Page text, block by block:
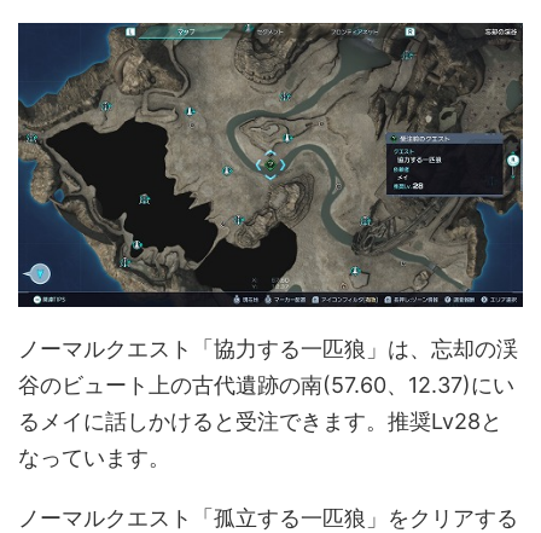
ノーマルクエスト「協力する一匹狼」は、忘却の渓
谷のビュート上の古代遺跡の南(57.60、12.37)にい
るメイに話しかけると受注できます。推奨Lv28と
なっています。
ノーマルクエスト「孤立する一匹狼」をクリアする